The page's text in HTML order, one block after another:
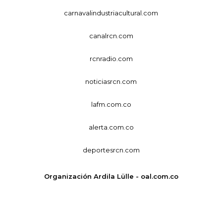
carnavalindustriacultural.com
canalrcn.com
rcnradio.com
noticiasrcn.com
lafm.com.co
alerta.com.co
deportesrcn.com
Organización Ardila Lülle - oal.com.co